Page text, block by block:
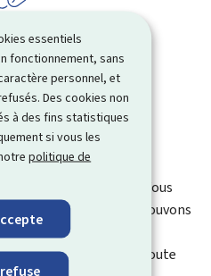
essentiels
fonctionnement, sans
personnel, et
Des cookies non
à des fins statistiques
si vous les
politique de
de cette page. Vous
sur ce que nous pouvons
de réponse à votre
de contact pour toute